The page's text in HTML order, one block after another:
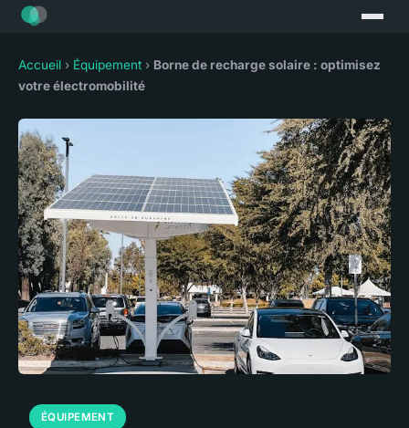
Accueil › Équipement › Borne de recharge solaire : optimisez
votre électromobilité
ÉQUIPEMENT